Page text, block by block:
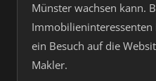
Münster wachsen kann.
ein Besuch auf die
Makler.